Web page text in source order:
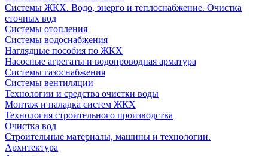
Системы ЖКХ. Водо, энерго и теплоснабжение. Очистка
сточных вод
Системы отопления
Системы водоснабжения
Наглядные пособия по ЖКХ
Насосные агрегаты и водопроводная арматура
Системы газоснабжения
Системы вентиляции
Технологии и средства очистки воды
Монтаж и наладка систем ЖКХ
Технология строительного производства
Очистка вод
Строительные материалы, машины и технологии.
Архитектура